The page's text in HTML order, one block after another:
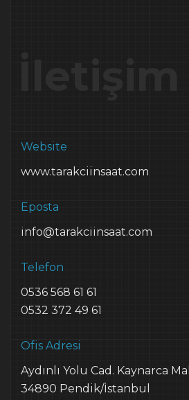
Website
www.tarakciinsaat.com
Eposta
info@tarakciinsaat.com
Telefon
0536 568 61 61
0532 372 49 61
Ofis Adresi
Aydınlı Yolu Cad. Kaynarca
34890 Pendik/İstanbul